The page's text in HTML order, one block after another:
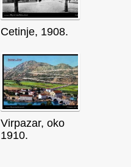
Cetinje, 1908.
Virpazar, oko
1910.